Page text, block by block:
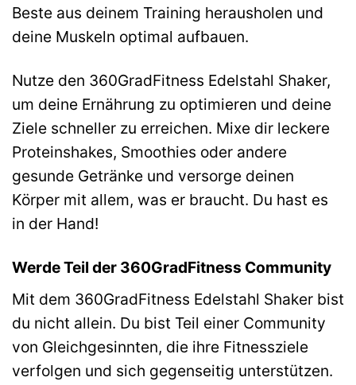
Beste aus deinem Training herausholen und
deine Muskeln optimal aufbauen.
Nutze den 360GradFitness Edelstahl Shaker,
um deine Ernährung zu optimieren und deine
Ziele schneller zu erreichen. Mixe dir leckere
Proteinshakes, Smoothies oder andere
gesunde Getränke und versorge deinen
Körper mit allem, was er braucht. Du hast es
in der Hand!
Werde Teil der 360GradFitness Community
Mit dem 360GradFitness Edelstahl Shaker bist
du nicht allein. Du bist Teil einer Community
von Gleichgesinnten, die ihre Fitnessziele
verfolgen und sich gegenseitig unterstützen.